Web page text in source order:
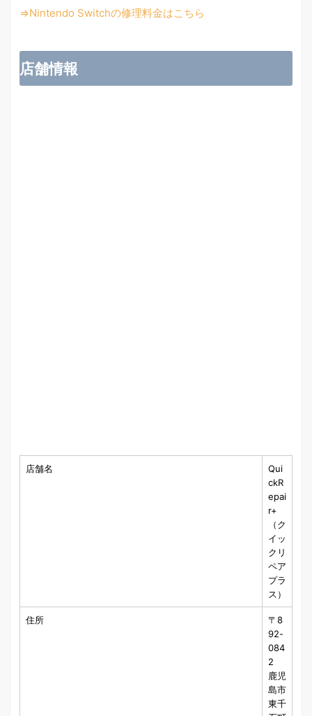
⇒Nintendo Switchの修理料金はこちら
店舗情報
店舗名
Qui
ckR
epai
r+
（ク
イッ
クリ
ペア
プラ
ス）
住所
〒8
92-
084
2
鹿児
島市
東千